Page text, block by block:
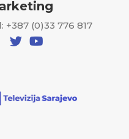
+387 (0)33 776 817